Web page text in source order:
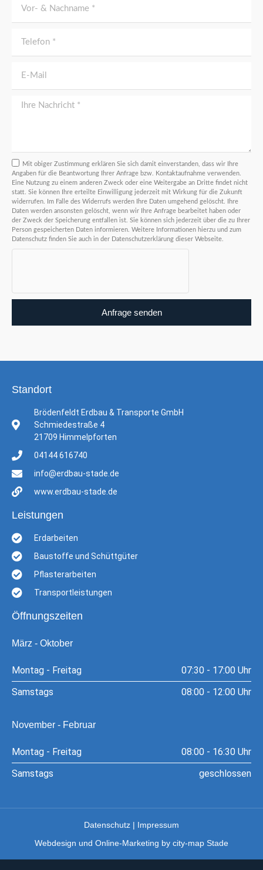
Mit obiger Zustimmung erklären Sie sich damit einverstanden, dass wir Ihre
Angaben für die Beantwortung Ihrer Anfrage bzw. Kontaktaufnahme verwenden.
Eine Nutzung zu einem anderen Zweck oder eine Weitergabe an Dritte findet nicht
statt. Sie können Ihre erteilte Einwilligung jederzeit mit Wirkung für die Zukunft
widerrufen. Im Falle des Widerrufs werden Ihre Daten umgehend gelöscht. Ihre
Daten werden ansonsten gelöscht, wenn wir Ihre Anfrage bearbeitet haben oder
der Zweck der Speicherung entfallen ist. Sie können sich jederzeit über die zu Ihrer
Person gespeicherten Daten informieren. Weitere Informationen hierzu und zum
Datenschutz finden Sie auch in der Datenschutzerklärung dieser Webseite.
Anfrage senden
Standort
Brödenfeldt Erdbau & Transporte GmbH
Schmiedestraße 4
21709 Himmelpforten
04144 616740
info@erdbau-stade.de
www.erdbau-stade.de
Leistungen
Erdarbeiten
Baustoffe und Schüttgüter
Pflasterarbeiten
Transportleistungen
Öffnungszeiten
März - Oktober
Montag - Freitag
07:30 - 17:00 Uhr
Samstags
08:00 - 12:00 Uhr
November - Februar
Montag - Freitag
08:00 - 16:30 Uhr
Samstags
geschlossen
Datenschutz | Impressum
Webdesign und Online-Marketing by city-map Stade